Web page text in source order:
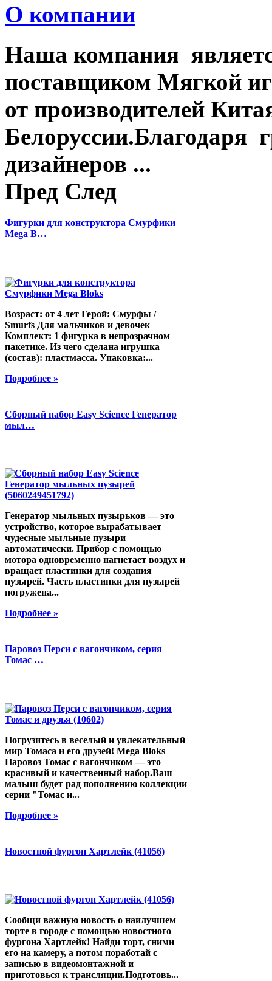
О компании
Наша компания
поставщиком Мягкой
от производителей
Белоруссии.Благодаря
дизайнеров ...
Пред След
Фигурки для конструктора Смурфики
Mega B…
Возраст: от 4 лет Герой: Смурфы /
Smurfs Для мальчиков и девочек
Комплект: 1 фигурка в непрозрачном
пакетике. Из чего сделана игрушка
(состав): пластмасса. Упаковка:...
Подробнее »
Сборный набор Easy Science Генератор
мыл…
Генератор мыльных пузырьков — это
устройство, которое вырабатывает
чудесные мыльные пузыри
автоматически. Прибор с помощью
мотора одновременно нагнетает воздух и
вращает пластинки для создания
пузырей. Часть пластинки для пузырей
погружена...
Подробнее »
Паровоз Перси с вагончиком, серия
Томас …
Погрузитесь в веселый и увлекательный
мир Томаса и его друзей! Mega Bloks
Паровоз Томас с вагончиком — это
красивый и качественный набор.Ваш
малыш будет рад пополнению коллекции
серии "Томас и...
Подробнее »
Новостной фургон Хартлейк (41056)
Сообщи важную новость о наилучшем
торте в городе с помощью новостного
фургона Хартлейк! Найди торт, сними
его на камеру, а потом поработай с
записью в видеомонтажной и
приготовься к трансляции.Подготовь...